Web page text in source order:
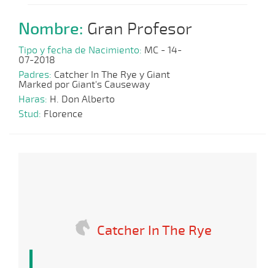
Nombre: Gran Profesor
Tipo y fecha de Nacimiento: MC - 14-
07-2018
Padres: Catcher In The Rye y Giant
Marked por Giant's Causeway
Haras: H. Don Alberto
Stud: Florence
Catcher In The Rye